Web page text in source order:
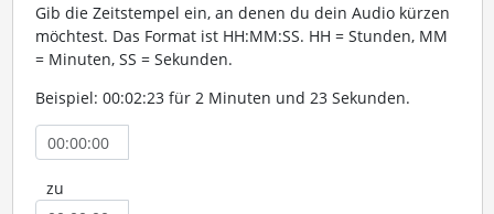
Gib die Zeitstempel ein, an denen du dein Audio kürzen
möchtest. Das Format ist HH:MM:SS. HH = Stunden, MM
= Minuten, SS = Sekunden.
Beispiel: 00:02:23 für 2 Minuten und 23 Sekunden.
zu